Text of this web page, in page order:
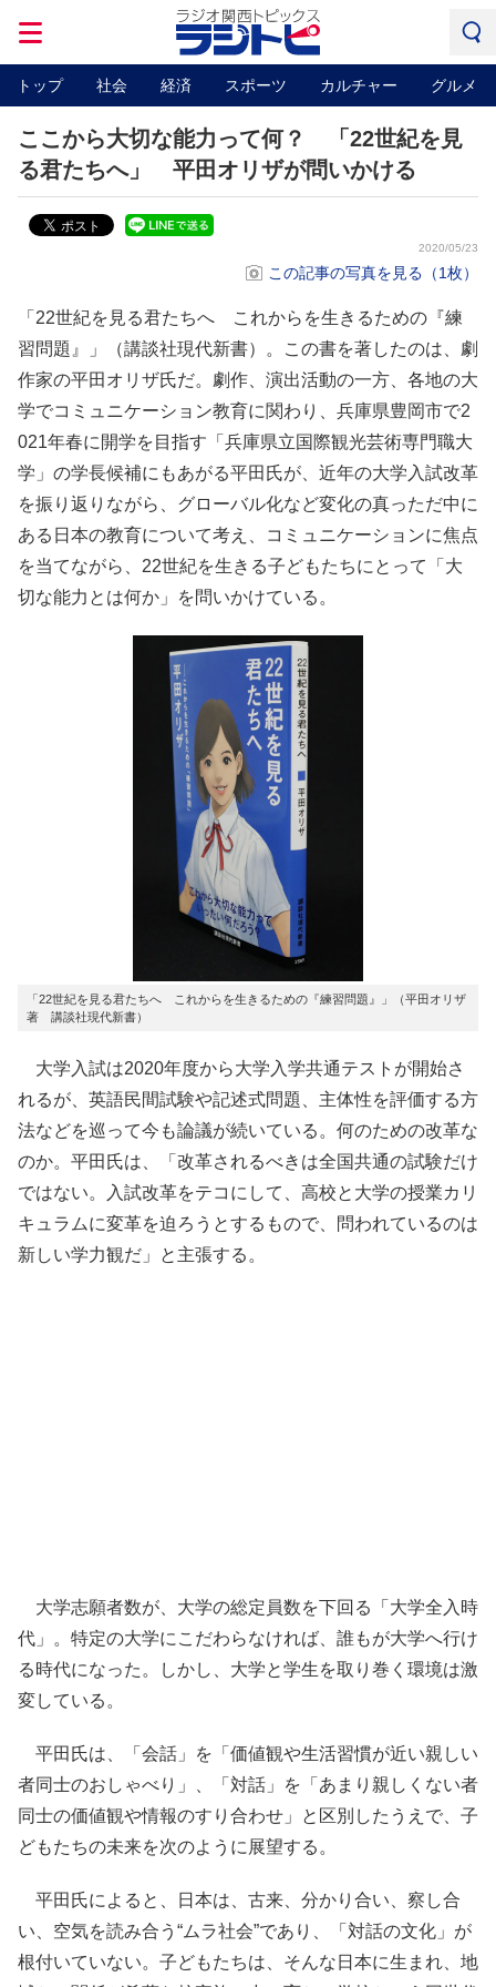
トップ 社会 経済 スポーツ カルチャー グルメ
ここから大切な能力って何？ 「22世紀を見
る君たちへ」 平田オリザが問いかける
2020/05/23
この記事の写真を見る（1枚）
「22世紀を見る君たちへ これからを生きるための『練
習問題』」（講談社現代新書）。この書を著したのは、劇
作家の平田オリザ氏だ。劇作、演出活動の一方、各地の大
学でコミュニケーション教育に関わり、兵庫県豊岡市で2
021年春に開学を目指す「兵庫県立国際観光芸術専門職大
学」の学長候補にもあがる平田氏が、近年の大学入試改革
を振り返りながら、グローバル化など変化の真っただ中に
ある日本の教育について考え、コミュニケーションに焦点
を当てながら、22世紀を生きる子どもたちにとって「大
切な能力とは何か」を問いかけている。
「22世紀を見る君たちへ これからを生きるための『練習問題』」（平田オリザ
著 講談社現代新書）
大学入試は2020年度から大学入学共通テストが開始さ
れるが、英語民間試験や記述式問題、主体性を評価する方
法などを巡って今も論議が続いている。何のための改革な
のか。平田氏は、「改革されるべきは全国共通の試験だけ
ではない。入試改革をテコにして、高校と大学の授業カリ
キュラムに変革を迫ろうとするもので、問われているのは
新しい学力観だ」と主張する。
大学志願者数が、大学の総定員数を下回る「大学全入時
代」。特定の大学にこだわらなければ、誰もが大学へ行け
る時代になった。しかし、大学と学生を取り巻く環境は激
変している。
平田氏は、「会話」を「価値観や生活習慣が近い親しい
者同士のおしゃべり」、「対話」を「あまり親しくない者
同士の価値観や情報のすり合わせ」と区別したうえで、子
どもたちの未来を次のように展望する。
平田氏によると、日本は、古来、分かり合い、察し合
い、空気を読み合う“ムラ社会”であり、「対話の文化」が
根付いていない。子どもたちは、そんな日本に生まれ、地